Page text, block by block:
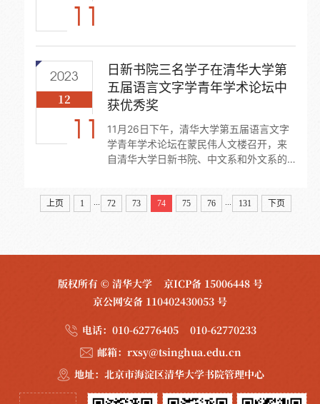
11
2023
12
11
日新书院三名学子在清华大学第
五届语言文字学青年学术论坛中
获优秀奖
11月26日下午，清华大学第五届语言文字
学青年学术论坛在蒙民伟人文楼召开，来
自清华大学日新书院、中文系和外文系的
13）、牛博雅（日...
上页 1 ... 72 73 74 75 76 ... 131 下页
版权所有 © 清华大学
京ICP备 15006448 号
京公网安备 110402430053 号
电话： 010-62776405 010-62770233
邮箱： rxsy@tsinghua.edu.cn
地址： 北京市海淀区清华大学书院管理中心